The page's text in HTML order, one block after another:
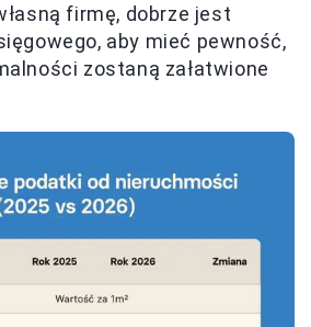
firmę, dobrze jest
aby mieć pewność,
zostaną załatwione